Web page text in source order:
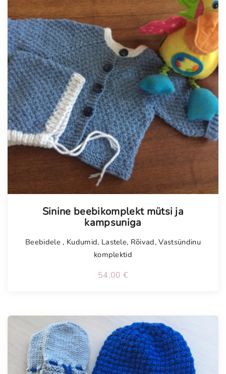
Sinine beebikomplekt mütsi ja
kampsuniga
Beebidele , Kudumid, Lastele, Rõivad,Vastsündinu
komplektid
54,00 €